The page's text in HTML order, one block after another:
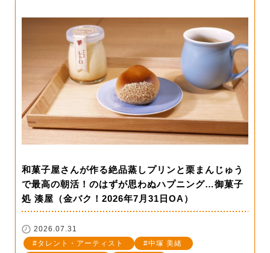
和菓子屋さんが作る絶品蒸しプリンと栗まんじゅう
で最高の朝活！のはずが思わぬハプニング…御菓子
処 湊屋（金バク！2026年7月31日OA）
2026.07.31
タレント・アーティスト
中塚 美緒